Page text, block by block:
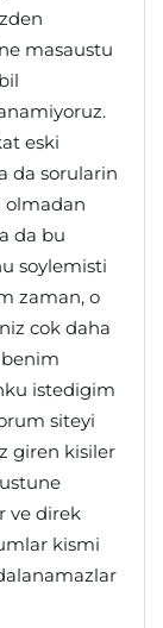
masaustu
eski
da sorularin
olmadan
da bu
soylemisti
zaman, o
cok daha
istedigim
siteyi
giren kisiler
ve direk
kismi